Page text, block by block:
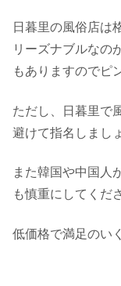
日暮里の風俗店は
リーズナブルなの
もありますのでピ
ただし、日暮里で
避けて指名しまし
また韓国や中国人
も慎重にしてくだ
低価格で満足のい